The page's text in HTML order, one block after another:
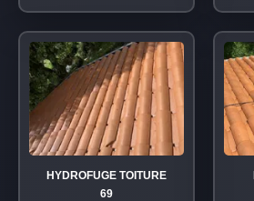
HYDROFUGE TOITURE
69